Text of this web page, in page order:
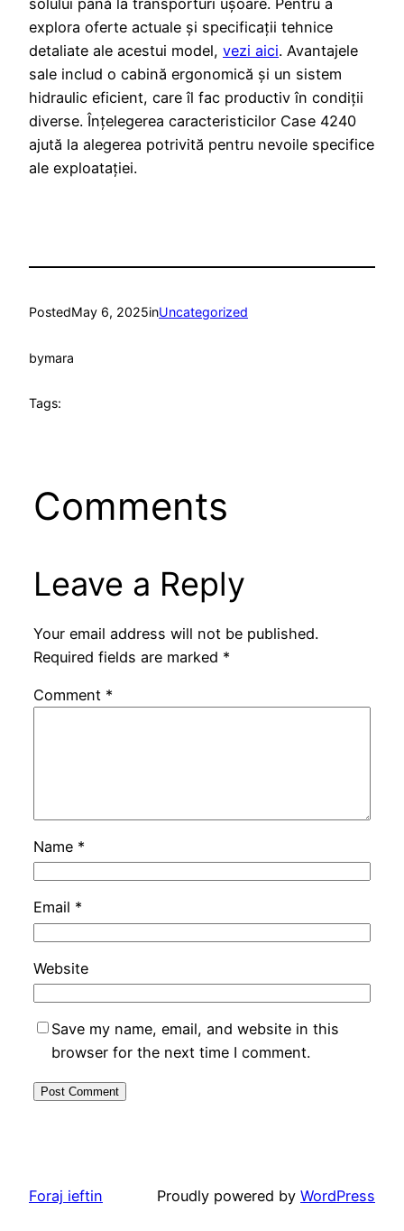
explora oferte actuale și specificații tehnice
detaliate ale acestui model, vezi aici. Avantajele
sale includ o cabină ergonomică și un sistem
hidraulic eficient, care îl fac productiv în condiții
diverse. Înțelegerea caracteristicilor Case 4240
ajută la alegerea potrivită pentru nevoile specifice
ale exploatației.
PostedMay 6, 2025inUncategorized
bymara
Tags:
Comments
Leave a Reply
Your email address will not be published.
Required fields are marked *
Comment *
Name *
Email *
Website
Save my name, email, and website in this
browser for the next time I comment.
Foraj ieftin Proudly powered by WordPress